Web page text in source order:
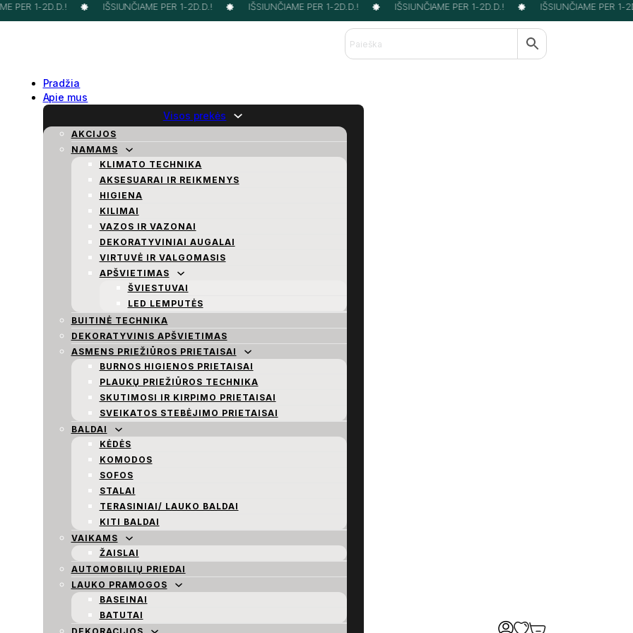
PER 1-2D.D.! IŠSIUNČIAME PER 1-2D.D.! IŠSIUNČIAME PER 1-2D.D.! IŠSIUNČIAME PER 1-2D.D.! IŠSIUNČIAME PER 1-
Pradžia
Apie mus
Visos prekės
AKCIJOS
NAMAMS
KLIMATO TECHNIKA
AKSESUARAI IR REIKMENYS
HIGIENA
KILIMAI
VAZOS IR VAZONAI
DEKORATYVINIAI AUGALAI
VIRTUVĖ IR VALGOMASIS
APŠVIETIMAS
ŠVIESTUVAI
LED LEMPUTĖS
BUITINĖ TECHNIKA
DEKORATYVINIS APŠVIETIMAS
ASMENS PRIEŽIŪROS PRIETAISAI
BURNOS HIGIENOS PRIETAISAI
PLAUKŲ PRIEŽIŪROS TECHNIKA
SKUTIMOSI IR KIRPIMO PRIETAISAI
SVEIKATOS STEBĖJIMO PRIETAISAI
BALDAI
KĖDĖS
KOMODOS
SOFOS
STALAI
TERASINIAI/ LAUKO BALDAI
KITI BALDAI
VAIKAMS
ŽAISLAI
AUTOMOBILIŲ PRIEDAI
LAUKO PRAMOGOS
BASEINAI
BATUTAI